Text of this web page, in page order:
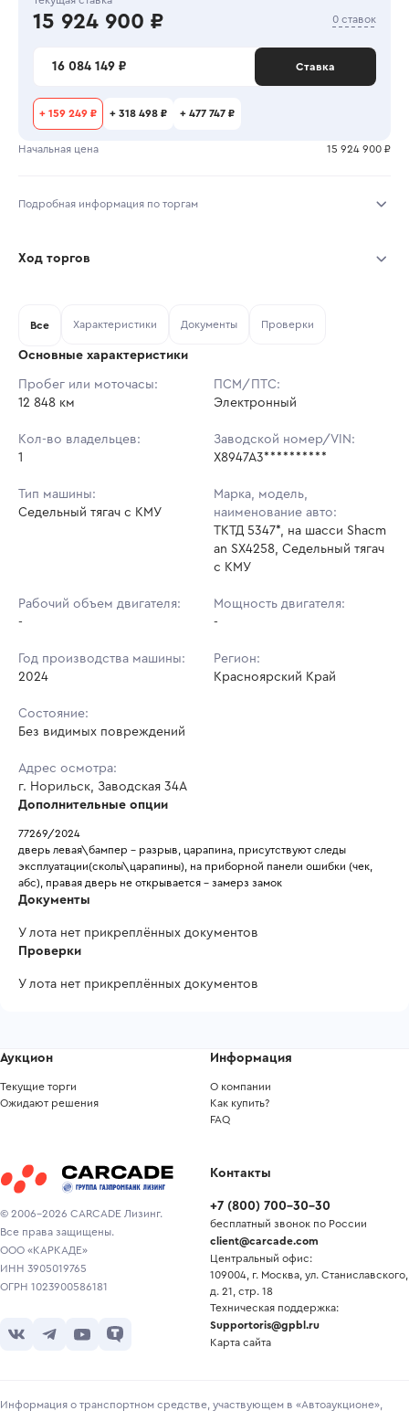
15 924 900 ₽ 0 ставок
16 084 149 ₽ Ставка
+ 159 249 ₽ + 318 498 ₽ + 477 747 ₽
Начальная цена 15 924 900 ₽
Подробная информация по торгам
Тип аукциона: Открытые торги
Шаг торгов: 159 249 ₽
Кол-во ставок:
Ход торгов
Ставок не найдено
в аукционах
Все Характеристики Документы Проверки
Основные характеристики
Пробег или моточасы:
12 848 км
ПСМ/ПТС:
Электронный
Кол-во владельцев:
1
Заводской номер/VIN:
X8947A3**********
Тип машины:
Седельный тягач с КМУ
Марка, модель,
наименование авто:
ТКТД 5347*, на шасси Shacm
an SX4258, Седельный тягач
с КМУ
Рабочий объем двигателя:
-
Мощность двигателя:
-
Год производства машины:
2024
Регион:
Красноярский Край
Состояние:
Без видимых повреждений
Адрес осмотра:
г. Норильск, Заводская 34А
Дополнительные опции
77269/2024
дверь левая\бампер - разрыв, царапина, присутствуют следы
эксплуатации(сколы\царапины), на приборной панели ошибки (чек,
абс), правая дверь не открывается - замерз замок
Документы
У лота нет прикреплённых документов
Проверки
У лота нет прикреплённых документов
© 2006-2026 CARCADE Лизинг.
Все права защищены.
ООО «КАРКАДЕ»
ИНН 3905019765
ОГРН 1023900586181
Аукцион
Текущие торги
Ожидают решения
Информация
О компании
Как купить?
FAQ
Контакты
+7 (800) 700-30-30
бесплатный звонок по России
client@carcade.com
Центральный офис:
109004, г. Москва, ул. Станиславского,
д. 21, стр. 18
Техническая поддержка:
Supportoris@gpbl.ru
Карта сайта
Информация о транспортном средстве, участвующем в «Автоаукционе»,